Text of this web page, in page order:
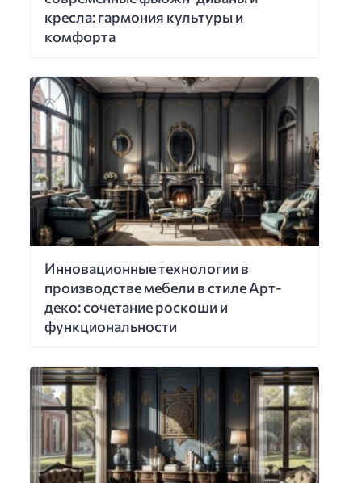
кресла: гармония культуры и
комфорта
Инновационные технологии в
производстве мебели в стиле Арт-
деко: сочетание роскоши и
функциональности